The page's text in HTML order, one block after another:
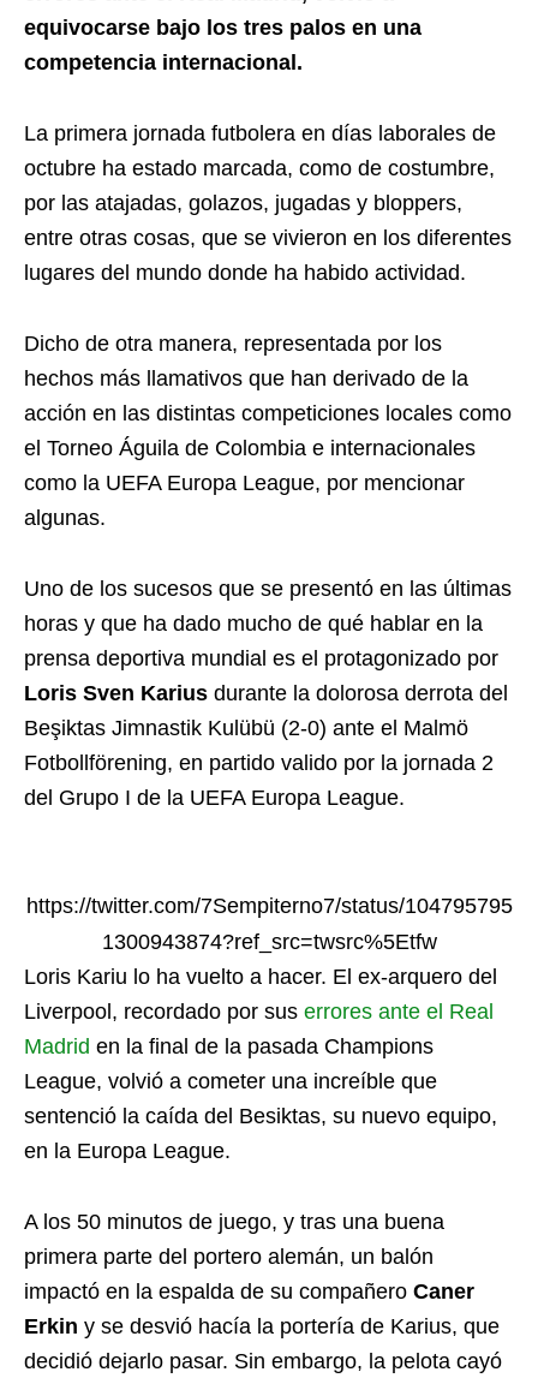
equivocarse bajo los tres palos en una
competencia internacional.
La primera jornada futbolera en días laborales de
octubre ha estado marcada, como de costumbre,
por las atajadas, golazos, jugadas y bloppers,
entre otras cosas, que se vivieron en los diferentes
lugares del mundo donde ha habido actividad.
Dicho de otra manera, representada por los
hechos más llamativos que han derivado de la
acción en las distintas competiciones locales como
el Torneo Águila de Colombia e internacionales
como la UEFA Europa League, por mencionar
algunas.
Uno de los sucesos que se presentó en las últimas
horas y que ha dado mucho de qué hablar en la
prensa deportiva mundial es el protagonizado por
Loris Sven Karius durante la dolorosa derrota del
Beşiktas Jimnastik Kulübü (2-0) ante el Malmö
Fotbollförening, en partido valido por la jornada 2
del Grupo I de la UEFA Europa League.
https://twitter.com/7Sempiterno7/status/104795795
1300943874?ref_src=twsrc%5Etfw
Loris Kariu lo ha vuelto a hacer. El ex-arquero del
Liverpool, recordado por sus errores ante el Real
Madrid en la final de la pasada Champions
League, volvió a cometer una increíble que
sentenció la caída del Besiktas, su nuevo equipo,
en la Europa League.
A los 50 minutos de juego, y tras una buena
primera parte del portero alemán, un balón
impactó en la espalda de su compañero Caner
Erkin y se desvió hacía la portería de Karius, que
decidió dejarlo pasar. Sin embargo, la pelota cayó